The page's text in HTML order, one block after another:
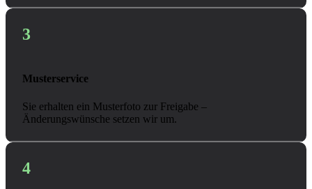
3
Musterservice
Sie erhalten ein Musterfoto zur Freigabe –
Änderungswünsche setzen wir um.
4